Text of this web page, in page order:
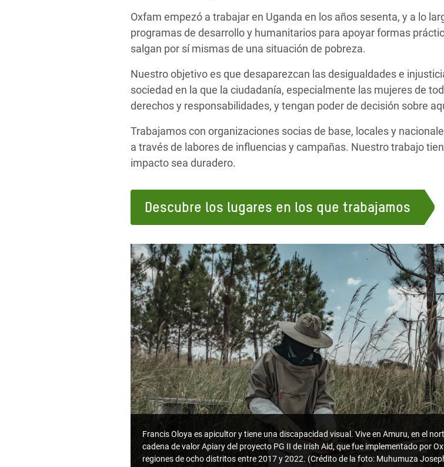
Oxfam empezó a trabajar en Uganda en los años sesenta, y a lo
programas de desarrollo y humanitarios para apoyar formas
salgan por sí mismas de una situación de pobreza.
Nuestro objetivo es que desaparezcan las desigualdades e
sociedad en la que la ciudadanía, especialmente las mujeres de
derechos y responsabilidades, y tengan poder de decisión sobre
Trabajamos con organizaciones socias de base, locales y
a través de labores de influencias y campañas. Nuestro trabajo
impacto sea duradero.
Descubre los lugares en los que trabajamos
Francis Oloya es apicultor y tiene una discapacidad visual. Vive en Amuru, en el
cadena de valor Apiary del proyecto PG II de Irish Aid, que fue implementado por
regiones de ocho distritos entre 2017 y 2022. (Crédito de la foto: Muhumuza